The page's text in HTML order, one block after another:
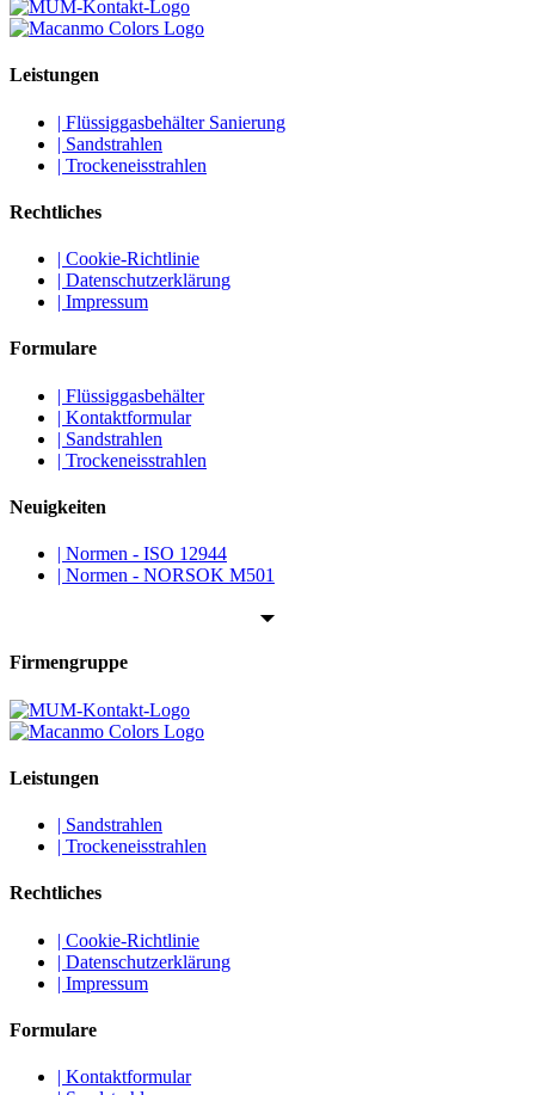
Leistungen
| Flüssiggasbehälter Sanierung
| Sandstrahlen
| Trockeneisstrahlen
Rechtliches
| Cookie-Richtlinie
| Datenschutzerklärung
| Impressum
Formulare
| Flüssiggasbehälter
| Kontaktformular
| Sandstrahlen
| Trockeneisstrahlen
Neuigkeiten
| Normen - ISO 12944
| Normen - NORSOK M501
Firmengruppe
Leistungen
| Sandstrahlen
| Trockeneisstrahlen
Rechtliches
| Cookie-Richtlinie
| Datenschutzerklärung
| Impressum
Formulare
| Kontaktformular